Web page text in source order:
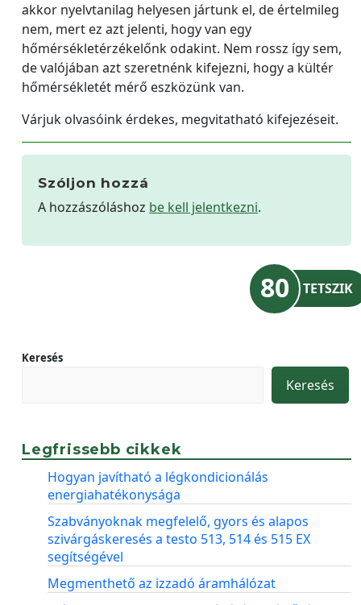
akkor nyelvtanilag helyesen jártunk el, de értelmileg
nem, mert ez azt jelenti, hogy van egy
hőmérsékletérzékelőnk odakint. Nem rossz így sem,
de valójában azt szeretnénk kifejezni, hogy a kültér
hőmérsékletét mérő eszközünk van.
Várjuk olvasóink érdekes, megvitatható kifejezéseit.
Szóljon hozzá
A hozzászóláshoz be kell jelentkezni.
80 TETSZIK
Keresés
Keresés
Legfrissebb cikkek
Hogyan javítható a légkondicionálás
energiahatékonysága
Szabványoknak megfelelő, gyors és alapos
szivárgáskeresés a testo 513, 514 és 515 EX
segítségével
Megmenthető az izzadó áramhálózat